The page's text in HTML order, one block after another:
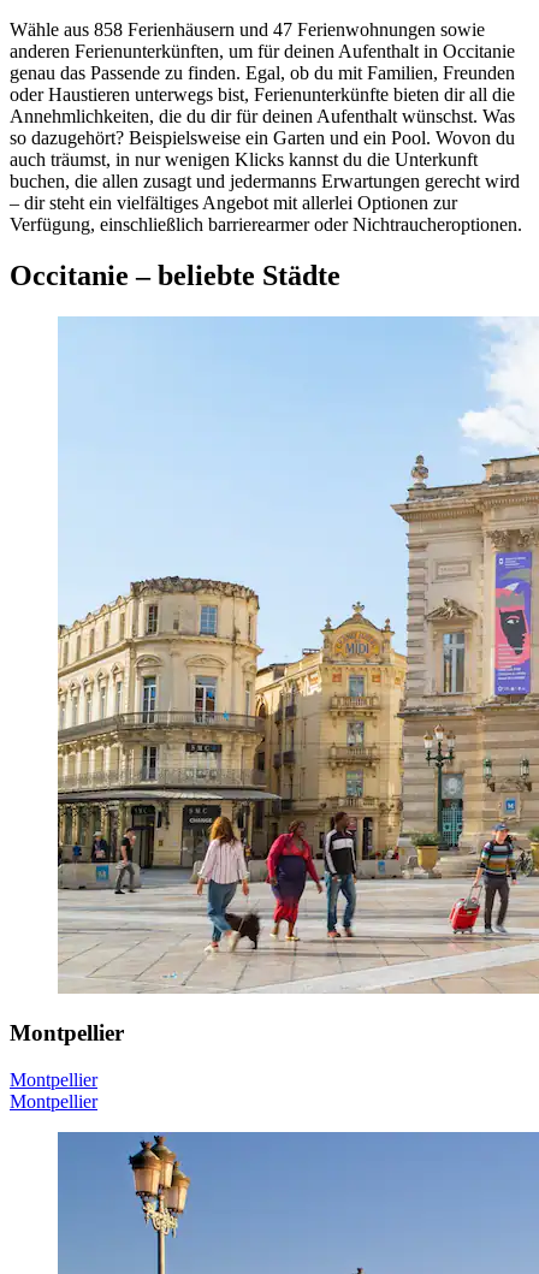
Wähle aus 858 Ferienhäusern und 47 Ferienwohnungen sowie
anderen Ferienunterkünften, um für deinen Aufenthalt in Occitanie
genau das Passende zu finden. Egal, ob du mit Familien, Freunden
oder Haustieren unterwegs bist, Ferienunterkünfte bieten dir all die
Annehmlichkeiten, die du dir für deinen Aufenthalt wünschst. Was
so dazugehört? Beispielsweise ein Garten und ein Pool. Wovon du
auch träumst, in nur wenigen Klicks kannst du die Unterkunft
buchen, die allen zusagt und jedermanns Erwartungen gerecht wird
– dir steht ein vielfältiges Angebot mit allerlei Optionen zur
Verfügung, einschließlich barrierearmer oder Nichtraucheroptionen.
Occitanie – beliebte Städte
Montpellier
Montpellier
Montpellier